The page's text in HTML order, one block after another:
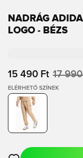
NADRÁG
LOGO - BÉZS
15 490 Ft 17
ELÉRHETŐ SZÍNEK